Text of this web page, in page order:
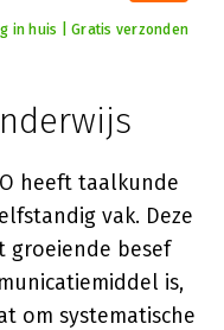
in huis | Gratis verzonden
heeft taalkunde
vak. Deze
groeiende besef
is,
om systematische